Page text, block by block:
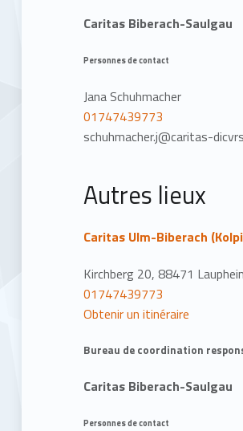
Caritas Biberach-Saulgau
Personnes de contact
Jana Schuhmacher
01747439773
schuhmacher.j@caritas-
Autres lieux
Caritas Ulm-Biberach
Kirchberg 20, 88471
01747439773
Obtenir un itinéraire
Bureau de coordination
Caritas Biberach-Saulgau
Personnes de contact